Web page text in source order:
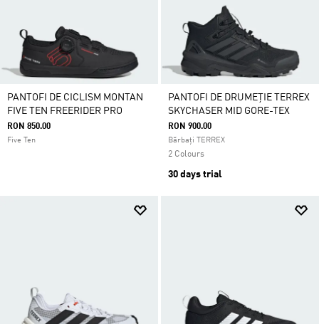
PANTOFI DE CICLISM MONTAN
FIVE TEN FREERIDER PRO
RON 850.00
Five Ten
PANTOFI DE DRUMEȚIE TERREX
SKYCHASER MID GORE-TEX
RON 900.00
Bărbați TERREX
2 Colours
30 days trial